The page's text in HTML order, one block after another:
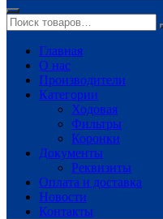
Главная
О нас
Производители
Категории
Ходовая
Фильтры
Коронки
Документы
Реквизиты
Оплата и доставка
Новости
Контакты